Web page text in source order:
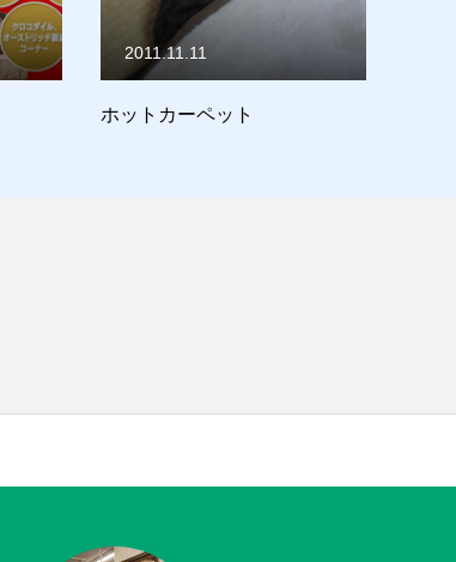
ホットカーペット
2011.11.11